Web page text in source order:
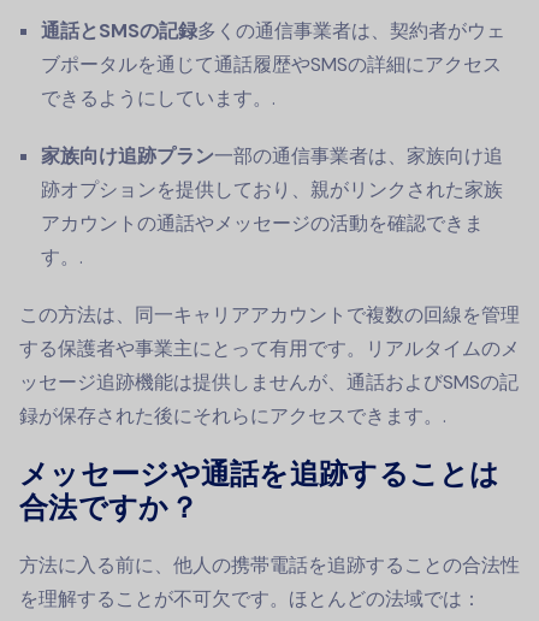
通話とSMSの記録多くの通信事業者は、契約者がウェ
ブポータルを通じて通話履歴やSMSの詳細にアクセス
できるようにしています。.
家族向け追跡プラン一部の通信事業者は、家族向け追
跡オプションを提供しており、親がリンクされた家族
アカウントの通話やメッセージの活動を確認できま
す。.
この方法は、同一キャリアアカウントで複数の回線を管理
する保護者や事業主にとって有用です。リアルタイムのメ
ッセージ追跡機能は提供しませんが、通話およびSMSの記
録が保存された後にそれらにアクセスできます。.
メッセージや通話を追跡することは
合法ですか？
方法に入る前に、他人の携帯電話を追跡することの合法性
を理解することが不可欠です。ほとんどの法域では：